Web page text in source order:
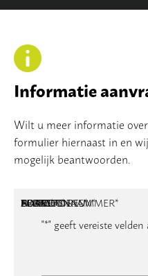
Informatie
Wilt u meer informatie
formulier hiernaast in en
mogelijk beantwoorden.
"*" geeft vereiste velden
NAAM*
BEDRIJFSNAAM*
E-MAILADRES*
TELEFOONNUMMER*
POSTCODE
ADRES
BERICHT*